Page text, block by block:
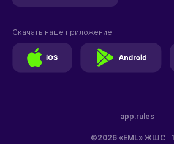
©2026 «EML» ЖШС
app.rules
Скачать наше приложение